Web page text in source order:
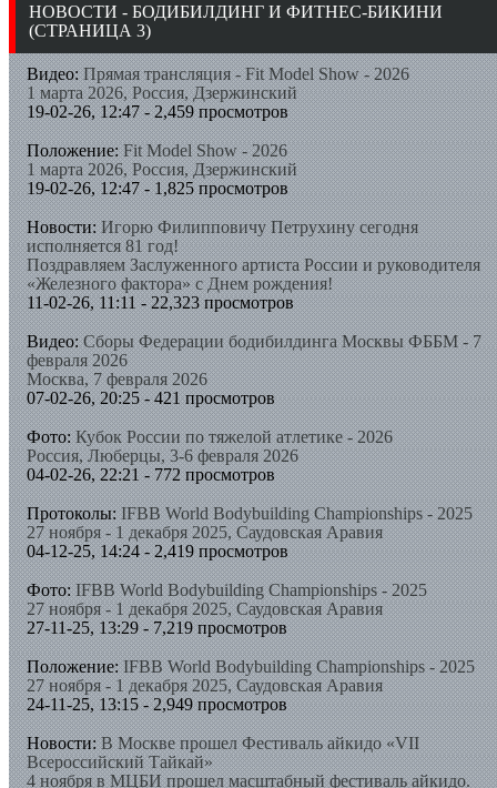
НОВОСТИ - БОДИБИЛДИНГ И ФИТНЕС-БИКИНИ
(СТРАНИЦА 3)
Видео: Прямая трансляция - Fit Model Show - 2026
1 марта 2026, Россия, Дзержинский
19-02-26, 12:47 - 2,459 просмотров
Положение: Fit Model Show - 2026
1 марта 2026, Россия, Дзержинский
19-02-26, 12:47 - 1,825 просмотров
Новости: Игорю Филипповичу Петрухину сегодня
исполняется 81 год!
Поздравляем Заслуженного артиста России и руководителя
«Железного фактора» с Днем рождения!
11-02-26, 11:11 - 22,323 просмотров
Видео: Сборы Федерации бодибилдинга Москвы ФББМ - 7
февраля 2026
Москва, 7 февраля 2026
07-02-26, 20:25 - 421 просмотров
Фото: Кубок России по тяжелой атлетике - 2026
Россия, Люберцы, 3-6 февраля 2026
04-02-26, 22:21 - 772 просмотров
Протоколы: IFBB World Bodybuilding Championships - 2025
27 ноября - 1 декабря 2025, Саудовская Аравия
04-12-25, 14:24 - 2,419 просмотров
Фото: IFBB World Bodybuilding Championships - 2025
27 ноября - 1 декабря 2025, Саудовская Аравия
27-11-25, 13:29 - 7,219 просмотров
Положение: IFBB World Bodybuilding Championships - 2025
27 ноября - 1 декабря 2025, Саудовская Аравия
24-11-25, 13:15 - 2,949 просмотров
Новости: В Москве прошел Фестиваль айкидо «VII
Всероссийский Тайкай»
4 ноября в МЦБИ прошел масштабный фестиваль айкидо.